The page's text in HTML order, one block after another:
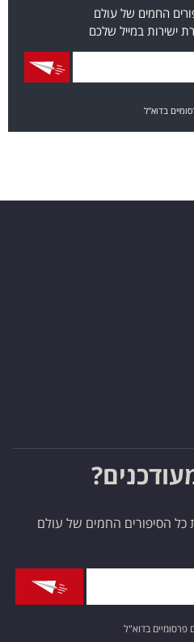
החמים של עולם
ישירות במייל שלכם
בדוא"ל
כל הסיפורים החמים של עולם
פרסומיים בדוא"ל